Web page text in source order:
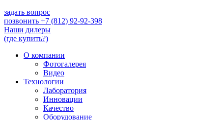
задать вопрос
позвонить +7 (812) 92-92-398
Наши дилеры
(где купить?)
О компании
Фотогалерея
Видео
Технологии
Лаборатория
Инновации
Качество
Оборудование